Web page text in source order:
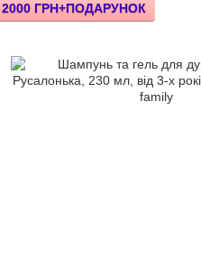
2000 ГРН+ПОДАРУНОК